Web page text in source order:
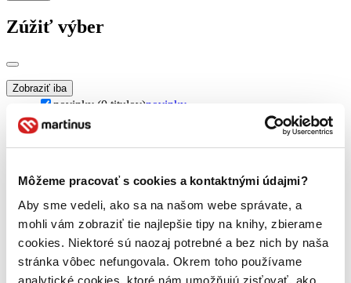
Môžeme pracovať s cookies a kontaktnými údajmi?
Aby sme vedeli, ako sa na našom webe správate, a
mohli vám zobraziť tie najlepšie tipy na knihy, zbierame
cookies. Niektoré sú naozaj potrebné a bez nich by naša
stránka vôbec nefungovala. Okrem toho používame
analytické cookies, ktoré nám umožňujú zisťovať, ako
Zúžiť výber
Zobraziť iba
novinky (0 titulov)novinky
zľavnené tituly (0 titulov)
Dostupnosť
predpredaj (0 titulov)predpredaj
dostupná (bez vypredaných) (0 titulov)dostupná (bez
vypredaných)
nová